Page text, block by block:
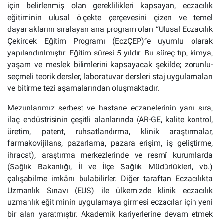
için belirlenmiş olan gereklilikleri kapsayan, eczacılık
eğitiminin ulusal ölçekte çerçevesini çizen ve temel
dayanaklarını sıralayan ana program olan “Ulusal Eczacılık
Çekirdek Eğitim Programı (EczÇEP)’’e uyumlu olarak
yapılandırılmıştır. Eğitim süresi 5 yıldır. Bu süreç tıp, kimya,
yaşam ve meslek bilimlerini kapsayacak şekilde; zorunlu-
seçmeli teorik dersler, laboratuvar dersleri staj uygulamaları
ve bitirme tezi aşamalarından oluşmaktadır.
Mezunlarımız serbest ve hastane eczanelerinin yanı sıra,
ilaç endüstrisinin çeşitli alanlarında (AR-GE, kalite kontrol,
üretim, patent, ruhsatlandırma, klinik araştırmalar,
farmakovijilans, pazarlama, pazara erişim, iş geliştirme,
ihracat), araştırma merkezlerinde ve resmî kurumlarda
(Sağlık Bakanlığı, İl ve İlçe Sağlık Müdürlükleri, vb.)
çalışabilme imkânı bulabilirler. Diğer taraftan Eczacılıkta
Uzmanlık Sınavı (EUS) ile ülkemizde klinik eczacılık
uzmanlık eğitiminin uygulamaya girmesi eczacılar için yeni
bir alan yaratmıştır. Akademik kariyerlerine devam etmek